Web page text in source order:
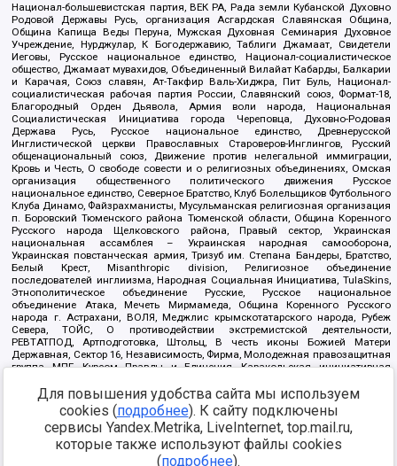
Национал-большевистская партия, ВЕК РА, Рада земли Кубанской Духовно
Родовой Державы Русь, организация Асгардская Славянская Община,
Община Капища Веды Перуна, Мужская Духовная Семинария Духовное
Учреждение, Нурджулар, К Богодержавию, Таблиги Джамаат, Свидетели
Иеговы, Русское национальное единство, Национал-социалистическое
общество, Джамаат мувахидов, Объединенный Вилайат Кабарды, Балкарии
и Карачая, Союз славян, Ат-Такфир Валь-Хиджра, Пит Буль, Национал-
социалистическая рабочая партия России, Славянский союз, Формат-18,
Благородный Орден Дьявола, Армия воли народа, Национальная
Социалистическая Инициатива города Череповца, Духовно-Родовая
Держава Русь, Русское национальное единство, Древнерусской
Инглистической церкви Православных Староверов-Инглингов, Русский
общенациональный союз, Движение против нелегальной иммиграции,
Кровь и Честь, О свободе совести и о религиозных объединениях, Омская
организация общественного политического движения Русское
национальное единство, Северное Братство, Клуб Болельщиков Футбольного
Клуба Динамо, Файзрахманисты, Мусульманская религиозная организация
п. Боровский Тюменского района Тюменской области, Община Коренного
Русского народа Щелковского района, Правый сектор, Украинская
национальная ассамблея – Украинская народная самооборона,
Украинская повстанческая армия, Тризуб им. Степана Бандеры, Братство,
Белый Крест, Misanthropic division, Религиозное объединение
последователей инглиизма, Народная Социальная Инициатива, TulaSkins,
Этнополитическое объединение Русские, Русское национальное
объединение Атака, Мечеть Мирмамеда, Община Коренного Русского
народа г. Астрахани, ВОЛЯ, Меджлис крымскотатарского народа, Рубеж
Севера, ТОЙС, О противодействии экстремистской деятельности,
РЕВТАТПОД, Артподготовка, Штольц, В честь иконы Божией Матери
Державная, Сектор 16, Независимость, Фирма, Молодежная правозащитная
группа МПГ, Курсом Правды и Единения, Каракольская инициативная
Благотворительный пансионат Ак Умут, Русская республика Русь,
Арестантское уголовное единство, Башкорт, Нация и свобода, W.H.С., Фалунь
Дафа, Иртыш Ultras, Русский Патриотический клуб-Новокузнецк/РПК,
Сибирский державный союз, Фонд борьбы с коррупцией, Фонд защиты прав
граждан, Штабы Навального, Совет граждан СССР Прикубанского округа г.
Для повышения удобства сайта мы используем
cookies (подробнее). К сайту подключены
сервисы Yandex.Metrika, LiveInternet, top.mail.ru,
которые также используют файлы cookies
(подробнее).